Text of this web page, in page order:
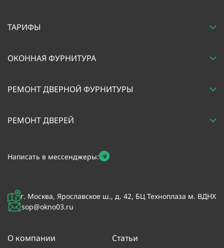
г. Москва, Ярославское ш., д. 42, БЦ Техноплаза м. ВДНХ
sop@okno03.ru
О компании Статьи
Написать в мессенджеры:
ТАРИФЫ
ОКОННАЯ ФУРНИТУРА
РЕМОНТ ДВЕРНОЙ ФУРНИТУРЫ
РЕМОНТ ДВЕРЕЙ